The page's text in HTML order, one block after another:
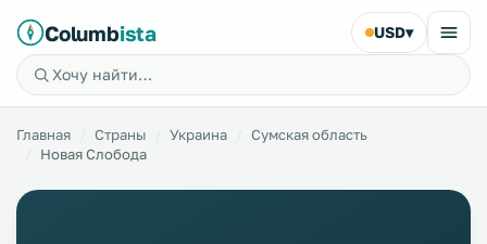
Columbista USD▾
Главная Страны Украина
Сумская область
Новая Слобода